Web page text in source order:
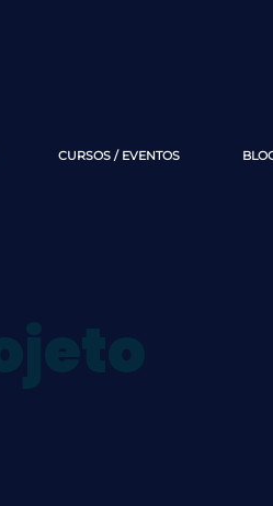
CURSOS / EVENTOS